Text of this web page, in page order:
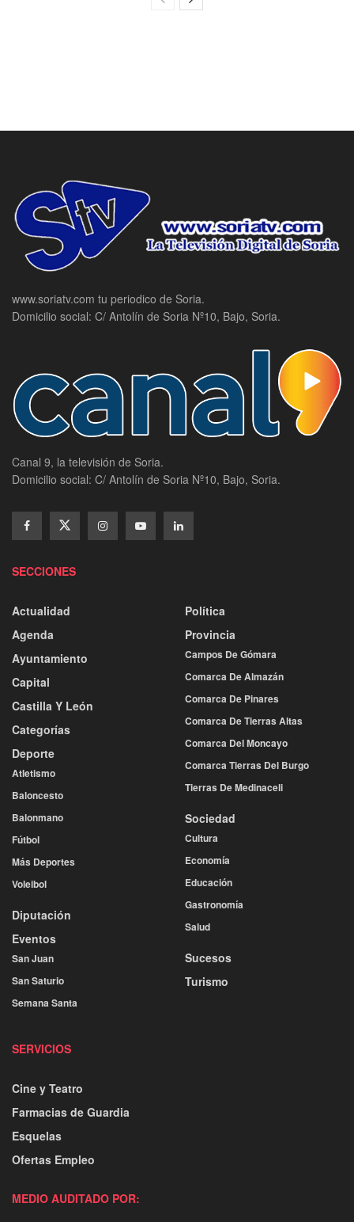
www.soriatv.com tu periodico de Soria.
Domicilio social: C/ Antolín de Soria Nº10, Bajo, Soria.
Canal 9, la televisión de Soria.
Domicilio social: C/ Antolín de Soria Nº10, Bajo, Soria.
SECCIONES
Actualidad
Agenda
Ayuntamiento
Capital
Castilla Y León
Categorías
Deporte
Atletismo
Baloncesto
Balonmano
Fútbol
Más Deportes
Voleibol
Diputación
Eventos
San Juan
San Saturio
Semana Santa
Política
Provincia
Campos De Gómara
Comarca De Almazán
Comarca De Pinares
Comarca De Tierras Altas
Comarca Del Moncayo
Comarca Tierras Del Burgo
Tierras De Medinaceli
Sociedad
Cultura
Economía
Educación
Gastronomía
Salud
Sucesos
Turismo
SERVICIOS
Cine y Teatro
Farmacias de Guardia
Esquelas
Ofertas Empleo
MEDIO AUDITADO POR: